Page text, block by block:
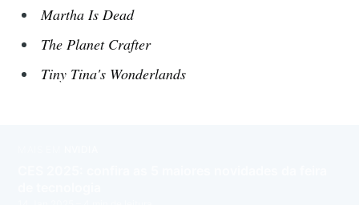
Martha Is Dead
The Planet Crafter
Tiny Tina's Wonderlands